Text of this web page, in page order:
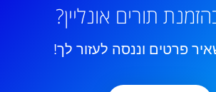
תורים אונליין?
פרטים וננסה לעזור לך!